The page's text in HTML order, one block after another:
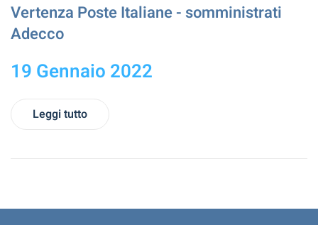
Vertenza Poste Italiane - somministrati
Adecco
19 Gennaio 2022
Leggi tutto